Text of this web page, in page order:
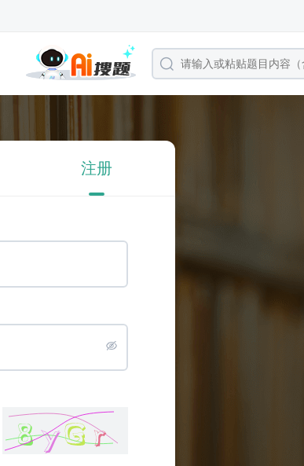
注册